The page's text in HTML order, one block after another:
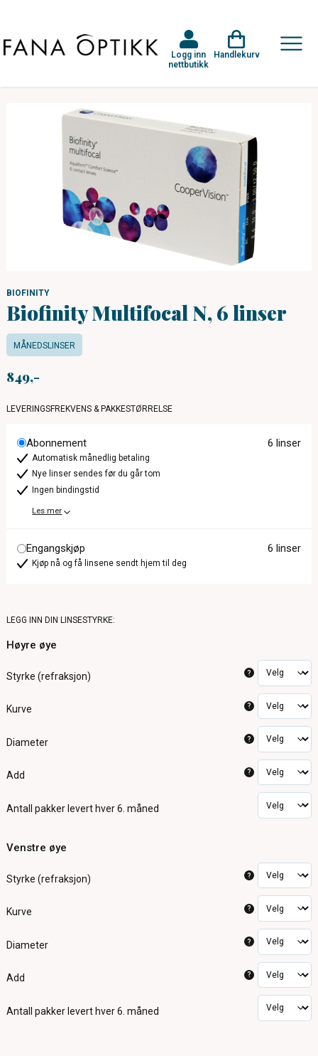
Logg inn
nettbutikk
Handlekurv
BIOFINITY
Biofinity Multifocal N, 6 linser
MÅNEDSLINSER
849
LEVERINGSFREKVENS & PAKKESTØRRELSE
Abonnement 6 linser
Automatisk månedlig betaling
Nye linser sendes før du går tom
Ingen bindingstid
Les mer
Engangskjøp 6 linser
Kjøp nå og få linsene sendt hjem til deg
LEGG INN DIN LINSESTYRKE:
Høyre øye
Styrke (refraksjon) ?
Kurve ?
Diameter ?
Add ?
Antall pakker levert hver 6. måned
Venstre øye
Styrke (refraksjon) ?
Kurve ?
Diameter ?
Add ?
Antall pakker levert hver 6. måned